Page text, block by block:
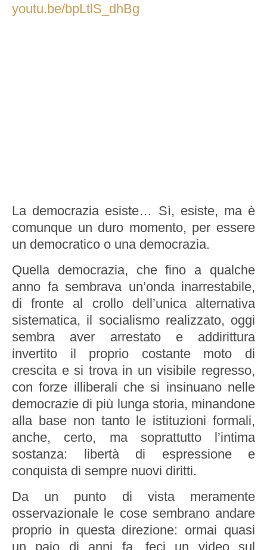
youtu.be/bpLtlS_dhBg
La democrazia esiste… Sì, esiste, ma è
comunque un duro momento, per essere
un democratico o una democrazia.
Quella democrazia, che fino a qualche
anno fa sembrava un’onda inarrestabile,
di fronte al crollo dell’unica alternativa
sistematica, il socialismo realizzato, oggi
sembra aver arrestato e addirittura
invertito il proprio costante moto di
crescita e si trova in un visibile regresso,
con forze illiberali che si insinuano nelle
democrazie di più lunga storia, minandone
alla base non tanto le istituzioni formali,
anche, certo, ma soprattutto l’intima
sostanza: libertà di espressione e
conquista di sempre nuovi diritti.
Da un punto di vista meramente
osservazionale le cose sembrano andare
proprio in questa direzione: ormai quasi
un paio di anni fa, feci un video sul